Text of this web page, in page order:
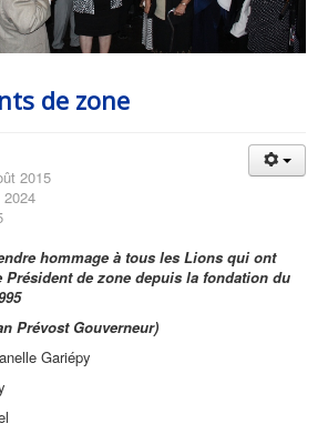
de zone
2015
hommage à tous les Lions qui ont
de zone depuis la fondation du
Prévost Gouverneur)
Gariépy